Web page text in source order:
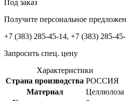
Под заказ
Получите персональное
+7 (383) 285-45-14, +7 (383) 285-
Запросить спец. цену
Характеристики
Страна производства РОССИЯ
Материал
Целлюлоза